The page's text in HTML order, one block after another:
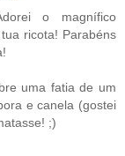
o magnífico
ricota! Parabéns
uma fatia de um
e canela (gostei
;)